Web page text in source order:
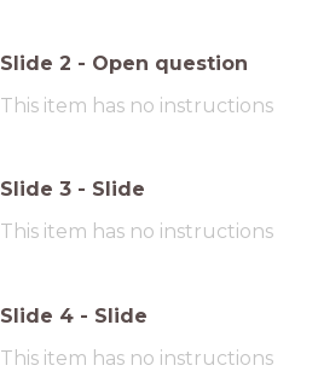
Slide 2 - Open question
This item has no instructions
Slide 3 - Slide
This item has no instructions
Slide 4 - Slide
This item has no instructions